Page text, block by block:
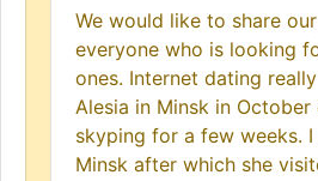
We would like to share
everyone who is looking
ones. Internet dating
Alesia in Minsk in
skyping for a few weeks.
Minsk after which she